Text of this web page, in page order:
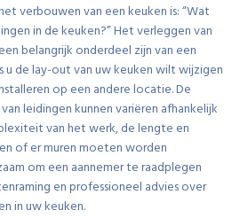
verbouwen van een keuken is: “Wat
in de keuken?” Het verleggen van
belangrijk onderdeel zijn van een
de lay-out van uw keuken wilt wijzigen
op een andere locatie. De
leidingen kunnen variëren afhankelijk
van het werk, de lengte en
of er muren moeten worden
om een aannemer te raadplegen
en professioneel advies over
in uw keuken.